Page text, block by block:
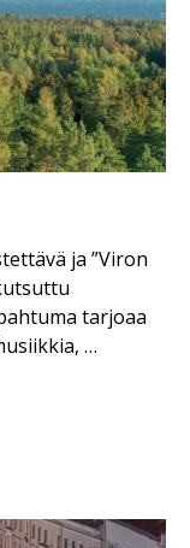
ja ”Viron
tarjoaa
…